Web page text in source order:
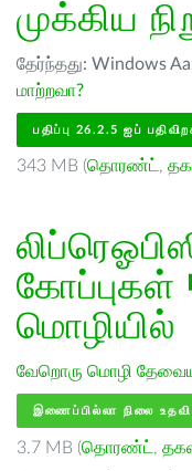
முக்கிய
தேர்ந்தது: Windows
மாற்றவா?
பதிப்பு 26.2.5 ஐப்
343 MB (தொரண்ட் ,
கோப்புகள்
மொழியில்
வேறொரு மொழி
இணைப்பில்லா நிலை
3.7 MB (தொரண்ட் ,